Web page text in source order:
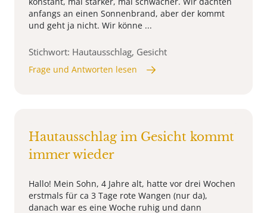
anfangs an einen Sonnenbrand, aber der kommt
und geht ja nicht. Wir könne ...
Stichwort: Hautausschlag, Gesicht
Frage und Antworten lesen
Hautausschlag im Gesicht kommt
immer wieder
Hallo! Mein Sohn, 4 Jahre alt, hatte vor drei Wochen
erstmals für ca 3 Tage rote Wangen (nur da),
danach war es eine Woche ruhig und dann